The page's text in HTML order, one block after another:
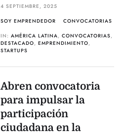
4 SEPTIEMBRE, 2025
SOY EMPRENDEDOR
CONVOCATORIAS
IN:AMÉRICA LATINA,CONVOCATORIAS,
DESTACADO,EMPRENDIMIENTO,
STARTUPS
Abren convocatoria
para impulsar la
participación
ciudadana en la